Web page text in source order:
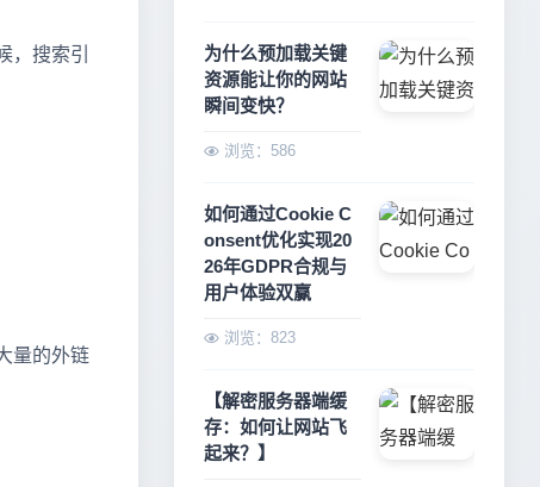
搜索引
量的外链
为什么预加载关键
资源能让你的网站
瞬间变快？
浏览：586
如何通过Cookie C
onsent优化实现20
26年GDPR合规与
用户体验双赢
浏览：823
【解密服务器端缓
存：如何让网站飞
起来？】